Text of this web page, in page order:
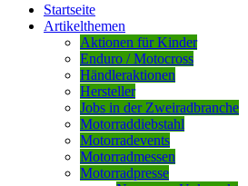
Startseite
Artikelthemen
Aktionen für Kinder
Enduro / Motocross
Händleraktionen
Hersteller
Jobs in der Zweiradbranche
Motorraddiebstahl
Motorradevents
Motorradmessen
Motorradpresse